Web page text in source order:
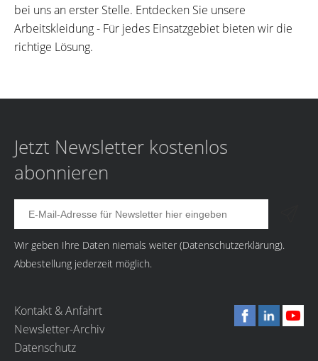
bei uns an erster Stelle. Entdecken Sie unsere
Arbeitskleidung - Für jedes Einsatzgebiet bieten wir die
richtige Lösung.
Jetzt Newsletter kostenlos
abonnieren
Wir geben Ihre Daten niemals weiter (Datenschutzerklärung).
Abbestellung jederzeit möglich.
Kontakt & Anfahrt
Newsletter-Archiv
Datenschutz